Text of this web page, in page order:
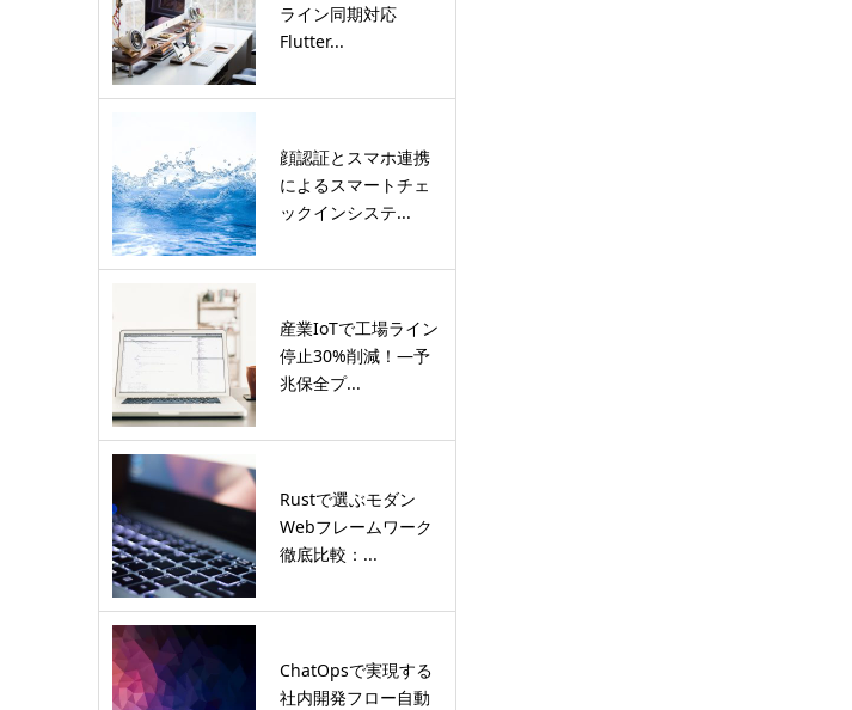
ライン同期対応
Flutter...
顔認証とスマホ連携
によるスマートチェ
ックインシステ...
産業IoTで工場ライン
停止30%削減！―予
兆保全プ...
Rustで選ぶモダン
Webフレームワーク
徹底比較：...
ChatOpsで実現する
社内開発フロー自動